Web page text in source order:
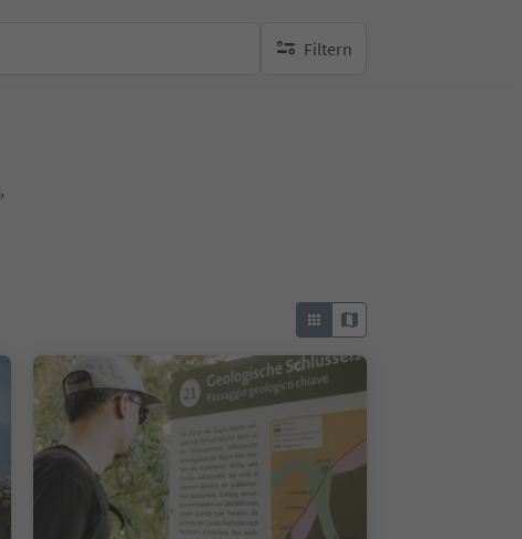
Filtern
keine aktiven Filte
,